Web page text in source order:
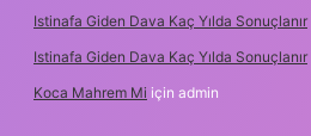
Istinafa Giden Dava Kaç Yılda Sonuçlanır
Istinafa Giden Dava Kaç Yılda Sonuçlanır
Koca Mahrem Mi için admin